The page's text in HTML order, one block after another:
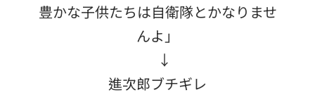
豊かな子供たちは自衛隊とかなりませ
んよ」
↓
進次郎ブチギレ